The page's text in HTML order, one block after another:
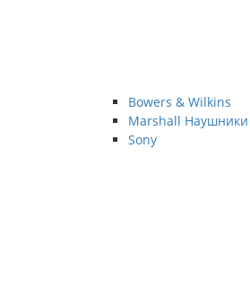
Bowers & Wilkins
Marshall Наушники
Sony